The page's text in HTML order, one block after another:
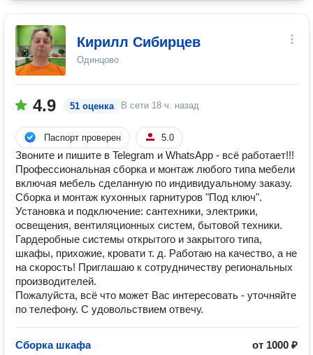
Кирилл Сибирцев
Одинцово
4.9 51 оценка В сети 18 ч. назад
Паспорт проверен 5.0
Звоните и пишите в Telegram и WhatsApp - всё работает!!!
Профессиональная сборка и монтаж любого типа мебели
включая мебель сделанную по индивидуальному заказу.
Сборка и монтаж кухонных гарнитуров "Под ключ".
Установка и подключение: сантехники, электрики,
освещения, вентиляционных систем, бытовой техники.
Гардеробные системы открытого и закрытого типа,
шкафы, прихожие, кровати т. д. Работаю на качество, а не
на скорость! Приглашаю к сотрудничеству региональных
производителей.
Пожалуйста, всё что может Вас интересовать - уточняйте
по телефону. С удовольствием отвечу.
Сборка шкафа
от 1000 ₽